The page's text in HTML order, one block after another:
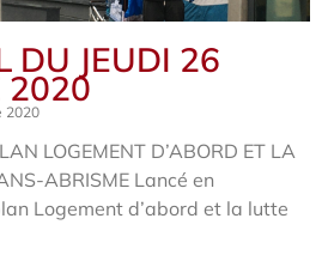
DU JEUDI 26
2020
2020
LOGEMENT D’ABORD ET LA
ABRISME Lancé en
Logement d’abord et la lutte